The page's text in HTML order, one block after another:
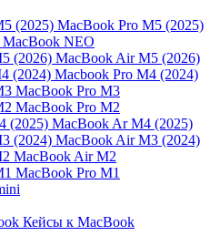
MacBook Pro M5 (2025)
MacBook NEO
MacBook Air M5 (2026)
Macbook Pro M4 (2024)
MacBook Pro M3
MacBook Pro M2
MacBook Ar M4 (2025)
MacBook Air M3 (2024)
MacBook Air M2
MacBook Pro M1
Кейсы к MacBook